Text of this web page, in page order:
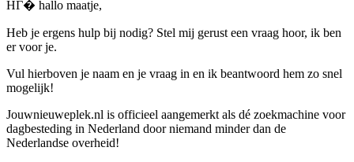
HГ� hallo maatje,
Heb je ergens hulp bij nodig? Stel mij gerust een vraag hoor, ik ben
er voor je.
Vul hierboven je naam en je vraag in en ik beantwoord hem zo snel
mogelijk!
Jouwnieuweplek.nl is officieel aangemerkt als dé zoekmachine voor
dagbesteding in Nederland door niemand minder dan de
Nederlandse overheid!